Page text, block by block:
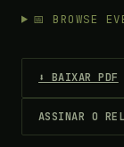
📅 BROWSE
⬇ BAIXAR PDF
ASSINAR O